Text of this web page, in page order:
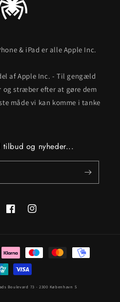
& iPad er alle Apple Inc.
af Apple Inc. - Til gengæld
og stræber efter at gøre dem
måde vi kan komme i tanke
og nyheder...
FacebookInstagram
Boulevard 73 - 2300 København S